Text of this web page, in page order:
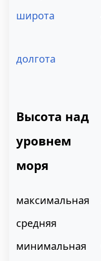
широта
долгота
Высота над
уровнем
моря
максимальная
средняя
минимальная